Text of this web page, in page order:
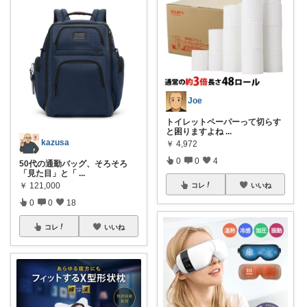
kazusa
50代の通勤バッグ、そろそろ
「見た目」と「 ...
￥ 121,000
0 0 18
コレ いいね
Joe
トイレットペーパーって切らす
と困りますよね ...
￥ 4,972
0 0 4
コレ いいね